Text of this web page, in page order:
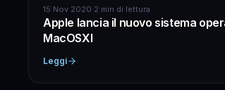
APPLE
15 Nov 2020·2 min di lettura
Apple lancia il nuovo sistema
MacOSXI
Leggi